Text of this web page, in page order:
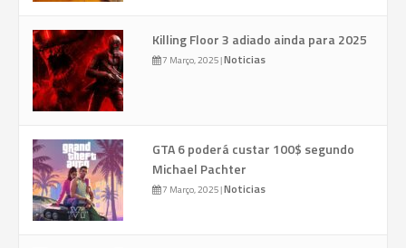
Killing Floor 3 adiado ainda para 2025
7 Março, 2025|Noticias
GTA 6 poderá custar 100$ segundo
Michael Pachter
7 Março, 2025|Noticias